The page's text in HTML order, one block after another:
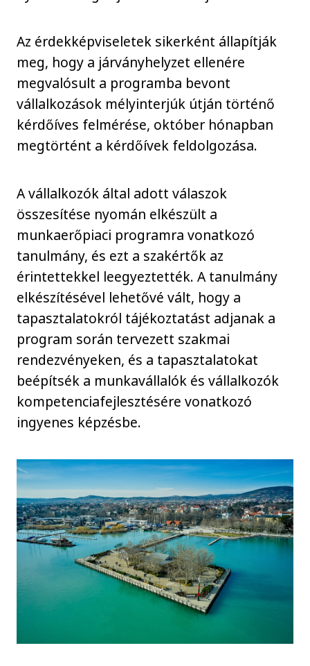
Az érdekképviseletek sikerként állapítják
meg, hogy a járványhelyzet ellenére
megvalósult a programba bevont
vállalkozások mélyinterjúk útján történő
kérdőíves felmérése, október hónapban
megtörtént a kérdőívek feldolgozása.
A vállalkozók által adott válaszok
összesítése nyomán elkészült a
munkaerőpiaci programra vonatkozó
tanulmány, és ezt a szakértők az
érintettekkel leegyeztették. A tanulmány
elkészítésével lehetővé vált, hogy a
tapasztalatokról tájékoztatást adjanak a
program során tervezett szakmai
rendezvényeken, és a tapasztalatokat
beépítsék a munkavállalók és vállalkozók
kompetenciafejlesztésére vonatkozó
ingyenes képzésbe.